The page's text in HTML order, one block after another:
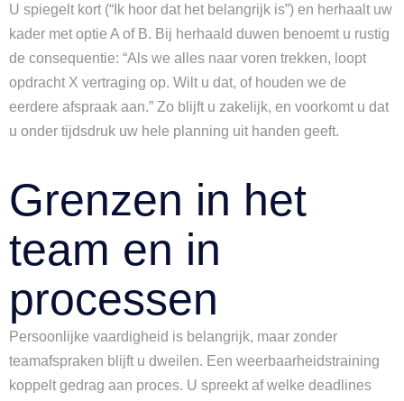
U spiegelt kort (“Ik hoor dat het belangrijk is”) en herhaalt uw
kader met optie A of B. Bij herhaald duwen benoemt u rustig
de consequentie: “Als we alles naar voren trekken, loopt
opdracht X vertraging op. Wilt u dat, of houden we de
eerdere afspraak aan.” Zo blijft u zakelijk, en voorkomt u dat
u onder tijdsdruk uw hele planning uit handen geeft.
Grenzen in het
team en in
processen
Persoonlijke vaardigheid is belangrijk, maar zonder
teamafspraken blijft u dweilen. Een weerbaarheidstraining
koppelt gedrag aan proces. U spreekt af welke deadlines